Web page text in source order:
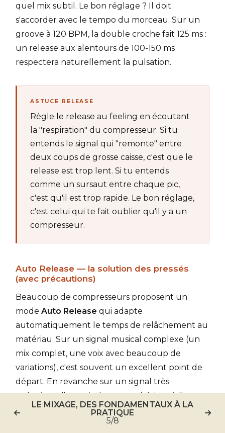
LE MIXAGE, DES FONDAMENTAUX À LA
PRATIQUE
5/8
quel mix subtil. Le bon réglage ? Il doit
s'accorder avec le tempo du morceau. Sur un
groove à 120 BPM, la double croche fait 125 ms :
un release aux alentours de 100-150 ms
respectera naturellement la pulsation.
ASTUCE RELEASE
Règle le release au feeling en écoutant
la "respiration" du compresseur. Si tu
entends le signal qui "remonte" entre
deux coups de grosse caisse, c'est que le
release est trop lent. Si tu entends
comme un sursaut entre chaque pic,
c'est qu'il est trop rapide. Le bon réglage,
c'est celui qui te fait oublier qu'il y a un
compresseur.
Auto Release — la solution des pressés
(avec précautions)
Beaucoup de compresseurs proposent un
modeAuto Release qui adapte
automatiquement le temps de relâchement au
matériau. Sur un signal musical complexe (un
mix complet, une voix avec beaucoup de
variations), c'est souvent un excellent point de
départ. En revanche sur un signal très
rythmique (batterie, basse synthétique), l'auto
release peut introduire des inconsistances.
Essaie les deux, tes oreilles tranchent.